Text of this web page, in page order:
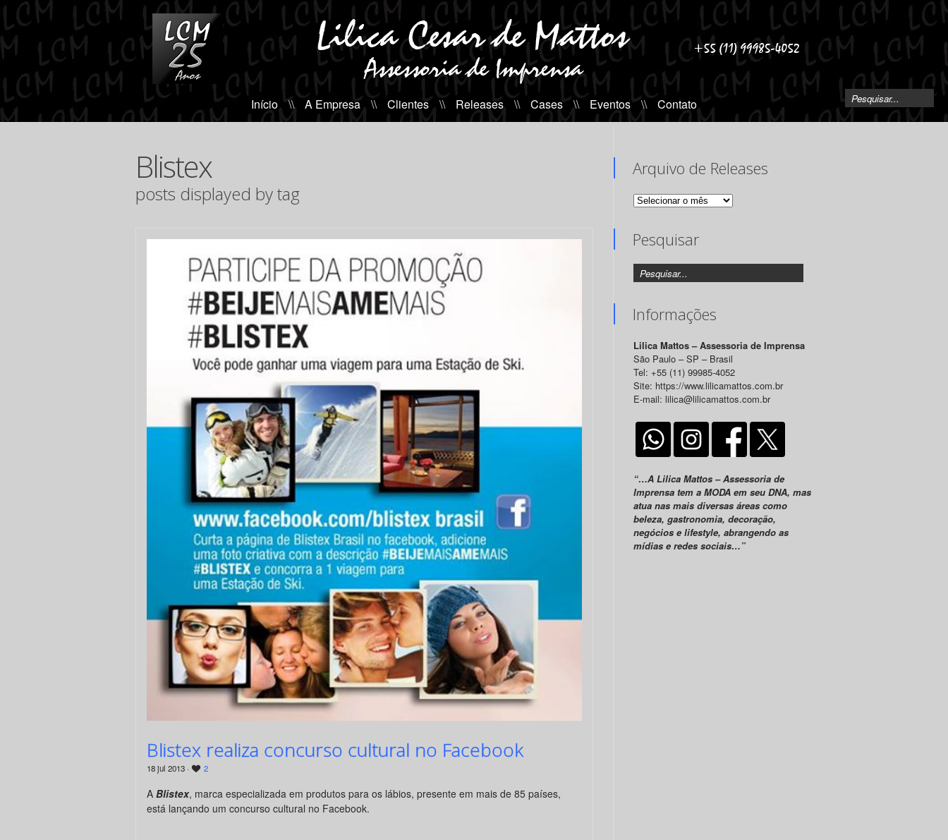
Início \\ A Empresa \\ Clientes \\ Releases \\ Cases \\ Eventos \\ Contato
Blistex
posts displayed by tag
Blistex realiza concurso cultural no Facebook
18 jul 2013 · 2
A Blistex, marca especializada em produtos para os lábios, presente em mais de 85 países,
está lançando um concurso cultural no Facebook.
Arquivo de Releases
Arquivo
Pesquisar
Informações
Lilica Mattos – Assessoria de Imprensa
São Paulo – SP – Brasil
Tel: +55 (11) 99985-4052
Site: https://www.lilicamattos.com.br
E-mail: lilica@lilicamattos.com.br
“…A Lilica Mattos – Assessoria de
Imprensa tem a MODA em seu DNA, mas
atua nas mais diversas áreas como
beleza, gastronomia, decoração,
negócios e lifestyle, abrangendo as
mídias e redes sociais…”